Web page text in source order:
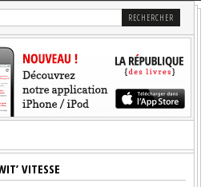
VITESSE